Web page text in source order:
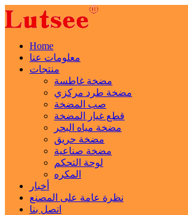
Home
معلومات عنا
منتجات
مضخة غاطسة
مضخة طرد مركزي
صب المضخة
قطع غيار المضخة
مضخة مياه البحر
مضخة حريق
مضخة صناعية
لوحة التحكم
المكره
أخبار
نظرة عامة على المصنع
اتصل بنا